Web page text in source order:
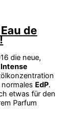
de
die neue,
Intense
EdP.
etwas für den
Parfum